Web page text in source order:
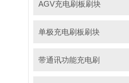
AGV充电刷板刷块
单极充电刷板刷块
带通讯功能充电刷